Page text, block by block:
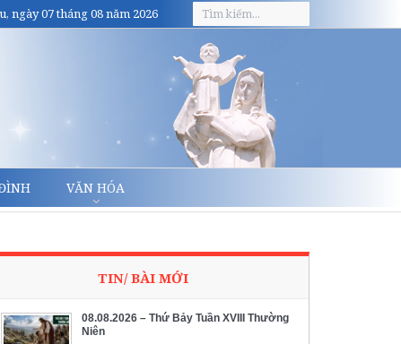
ngày 07 tháng 08 năm 2026
VĂN HÓA
TIN/ BÀI MỚI
08.08.2026 – Thứ Bảy Tuần XVIII Thường
Niên